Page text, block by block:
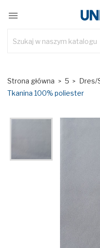

Strona główna 5
Dres/
Tkanina 100% poliester